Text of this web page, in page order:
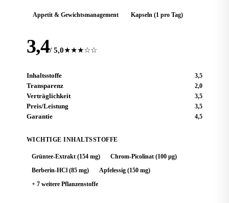
Appetit & Gewichtsmanagement Kapseln (1 pro Tag)
3,4/ 5,0★★★☆☆
Inhaltsstoffe 3,5
Transparenz 2,0
Verträglichkeit 3,5
Preis/Leistung 3,5
Garantie 4,5
WICHTIGE INHALTSSTOFFE
Grüntee-Extrakt (154 mg)
Chrom-Picolinat (100 µg)
Berberin-HCl (85 mg)
Apfelessig (150 mg)
+ 7 weitere Pflanzenstoffe